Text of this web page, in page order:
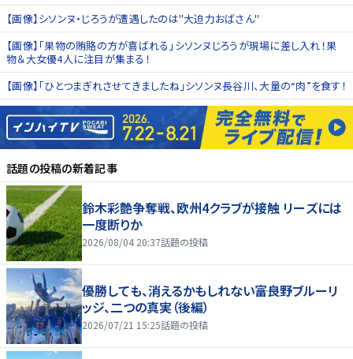
【画像】シソンヌ・じろうが遭遇したのは"大迫力おばさん"
【画像】「果物の賄賂の方が喜ばれる」シソンヌじろうが現場に差し入れ！果
物＆大女優4人に注目が集まる！
【画像】「ひとつまぎれさせてきましたね」シソンヌ長谷川、大量の“肉”を食す！
話題の投稿の新着記事
鈴木彩艶争奪戦、欧州4クラブが接触 リーズには
一度断りか
2026/08/04 20:37話題の投稿
優勝しても、消えるかもしれない――富良野ブルーリ
ッジ、二つの真実（後編）
2026/07/21 15:25話題の投稿